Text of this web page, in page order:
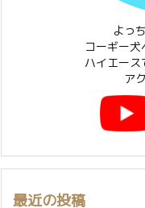
よっ
コーギー
ハイエース
ア
最近の投稿